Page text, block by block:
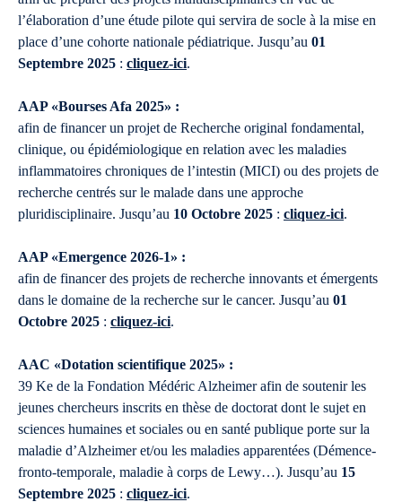
l’élaboration d’une étude pilote qui servira de socle à la mise en
place d’une cohorte nationale pédiatrique. Jusqu’au 01
Septembre 2025 : cliquez-ici.
AAP «Bourses Afa 2025» :
afin de financer un projet de Recherche original fondamental,
clinique, ou épidémiologique en relation avec les maladies
inflammatoires chroniques de l’intestin (MICI) ou des projets de
recherche centrés sur le malade dans une approche
pluridisciplinaire. Jusqu’au 10 Octobre 2025 : cliquez-ici.
AAP «Emergence 2026-1» :
afin de financer des projets de recherche innovants et émergents
dans le domaine de la recherche sur le cancer. Jusqu’au 01
Octobre 2025 : cliquez-ici.
AAC «Dotation scientifique 2025» :
39 Ke de la Fondation Médéric Alzheimer afin de soutenir les
jeunes chercheurs inscrits en thèse de doctorat dont le sujet en
sciences humaines et sociales ou en santé publique porte sur la
maladie d’Alzheimer et/ou les maladies apparentées (Démence-
fronto-temporale, maladie à corps de Lewy…). Jusqu’au 15
Septembre 2025 : cliquez-ici.